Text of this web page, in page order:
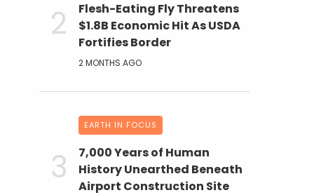
Flesh-Eating Fly Threatens
$1.8B Economic Hit As USDA
Fortifies Border
2 MONTHS AGO
EARTH IN FOCUS
7,000 Years of Human
History Unearthed Beneath
Airport Construction Site